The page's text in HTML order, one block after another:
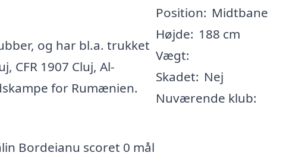
og har bl.a. trukket
CFR 1907 Cluj, Al-
for Rumænien.
Bordeianu scoret 0 mål
Position: Midtbane
Højde: 188 cm
Vægt:
Skadet: Nej
Nuværende klub: